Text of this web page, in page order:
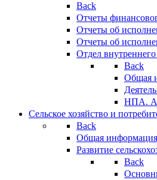
Back
Отчеты
Отчеты об
Отчеты об
Отдел
Back
Общая
НПА.
Сельское хозяйство и
Back
Общая информация
Развитие
Back